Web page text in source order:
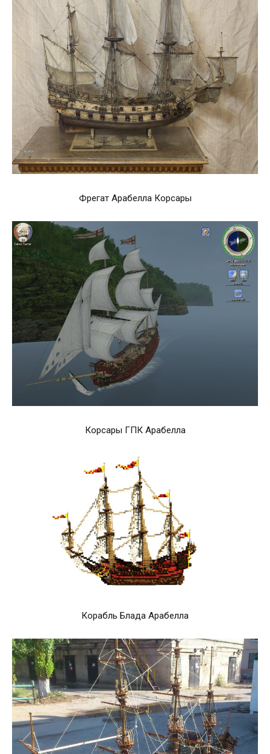
Фрегат Арабелла Корсары
Корсары ГПК Арабелла
Корабль Блада Арабелла